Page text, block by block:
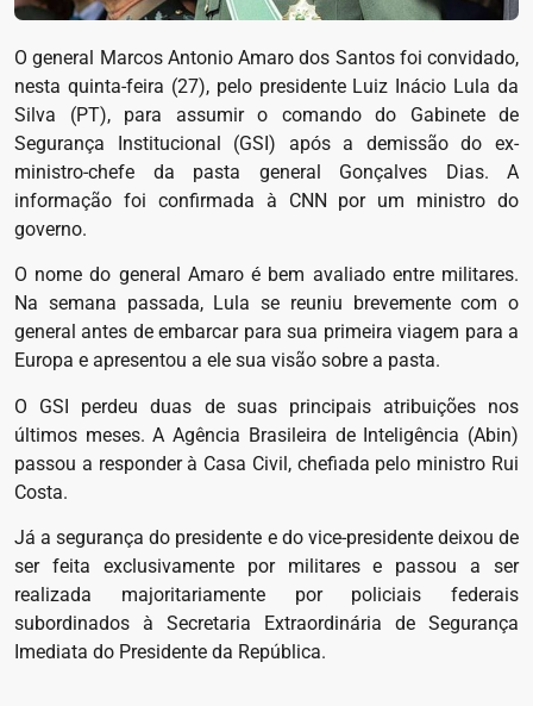
O general Marcos Antonio Amaro dos Santos foi convidado,
nesta quinta-feira (27), pelo presidente Luiz Inácio Lula da
Silva (PT), para assumir o comando do Gabinete de
Segurança Institucional (GSI) após a demissão do ex-
ministro-chefe da pasta general Gonçalves Dias. A
informação foi confirmada à CNN por um ministro do
governo.
O nome do general Amaro é bem avaliado entre militares.
Na semana passada, Lula se reuniu brevemente com o
general antes de embarcar para sua primeira viagem para a
Europa e apresentou a ele sua visão sobre a pasta.
O GSI perdeu duas de suas principais atribuições nos
últimos meses. A Agência Brasileira de Inteligência (Abin)
passou a responder à Casa Civil, chefiada pelo ministro Rui
Costa.
Já a segurança do presidente e do vice-presidente deixou de
ser feita exclusivamente por militares e passou a ser
realizada majoritariamente por policiais federais
subordinados à Secretaria Extraordinária de Segurança
Imediata do Presidente da República.